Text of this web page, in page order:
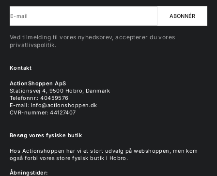
E-mail ABONNÉR
Ved tilmelding til vores nyhedsbrev, accepterer du vores
privatlivspolitik.
Kontakt
ActionShoppen ApS
Stationsvej 4, 9500 Hobro, Danmark
Telefonnr.: 40459576
E-mail: info@actionshoppen.dk
CVR-nummer: 44127407
Besøg vores fysiske butik
Hos Actionshoppen har vi et stort udvalg på webshoppen, men kom
også forbi vores store fysisk butik i Hobro.
Åbningstider: